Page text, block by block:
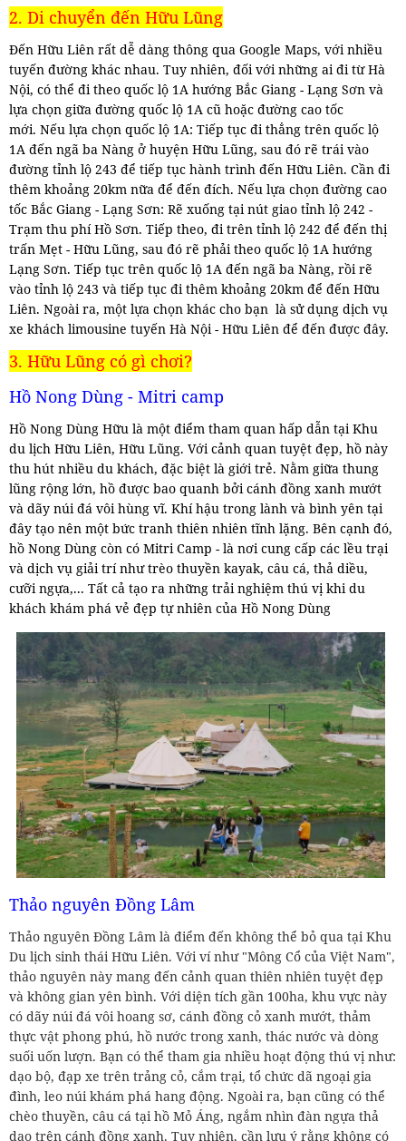
2. Di chuyển đến Hữu Lũng
Đến Hữu Liên rất dễ dàng thông qua Google Maps, với nhiều
tuyến đường khác nhau. Tuy nhiên, đối với những ai đi từ Hà
Nội, có thể đi theo quốc lộ 1A hướng Bắc Giang - Lạng Sơn và
lựa chọn giữa đường quốc lộ 1A cũ hoặc đường cao tốc
mới. Nếu lựa chọn quốc lộ 1A: Tiếp tục đi thẳng trên quốc lộ
1A đến ngã ba Nàng ở huyện Hữu Lũng, sau đó rẽ trái vào
đường tỉnh lộ 243 để tiếp tục hành trình đến Hữu Liên. Cần đi
thêm khoảng 20km nữa để đến đích. Nếu lựa chọn đường cao
tốc Bắc Giang - Lạng Sơn: Rẽ xuống tại nút giao tỉnh lộ 242 -
Trạm thu phí Hồ Sơn. Tiếp theo, đi trên tỉnh lộ 242 để đến thị
trấn Mẹt - Hữu Lũng, sau đó rẽ phải theo quốc lộ 1A hướng
Lạng Sơn. Tiếp tục trên quốc lộ 1A đến ngã ba Nàng, rồi rẽ
vào tỉnh lộ 243 và tiếp tục đi thêm khoảng 20km để đến Hữu
Liên. Ngoài ra, một lựa chọn khác cho bạn là sử dụng dịch vụ
xe khách limousine tuyến Hà Nội - Hữu Liên để đến được đây.
3. Hữu Lũng có gì chơi?
Hồ Nong Dùng - Mitri camp
Hồ Nong Dùng Hữu là một điểm tham quan hấp dẫn tại Khu
du lịch Hữu Liên, Hữu Lũng. Với cảnh quan tuyệt đẹp, hồ này
thu hút nhiều du khách, đặc biệt là giới trẻ. Nằm giữa thung
lũng rộng lớn, hồ được bao quanh bởi cánh đồng xanh mướt
và dãy núi đá vôi hùng vĩ. Khí hậu trong lành và bình yên tại
đây tạo nên một bức tranh thiên nhiên tĩnh lặng. Bên cạnh đó,
hồ Nong Dùng còn có Mitri Camp - là nơi cung cấp các lều trại
và dịch vụ giải trí như trèo thuyền kayak, câu cá, thả diều,
cưỡi ngựa,... Tất cả tạo ra những trải nghiệm thú vị khi du
khách khám phá vẻ đẹp tự nhiên của Hồ Nong Dùng
Thảo nguyên Đồng Lâm
Thảo nguyên Đồng Lâm là điểm đến không thể bỏ qua tại Khu
Du lịch sinh thái Hữu Liên. Với ví như "Mông Cổ của Việt Nam",
thảo nguyên này mang đến cảnh quan thiên nhiên tuyệt đẹp
và không gian yên bình. Với diện tích gần 100ha, khu vực này
có dãy núi đá vôi hoang sơ, cánh đồng cỏ xanh mướt, thảm
thực vật phong phú, hồ nước trong xanh, thác nước và dòng
suối uốn lượn. Bạn có thể tham gia nhiều hoạt động thú vị như:
dạo bộ, đạp xe trên trảng cỏ, cắm trại, tổ chức dã ngoại gia
đình, leo núi khám phá hang động. Ngoài ra, bạn cũng có thể
chèo thuyền, câu cá tại hồ Mỏ Áng, ngắm nhìn đàn ngựa thả
dạo trên cánh đồng xanh. Tuy nhiên, cần lưu ý rằng không có